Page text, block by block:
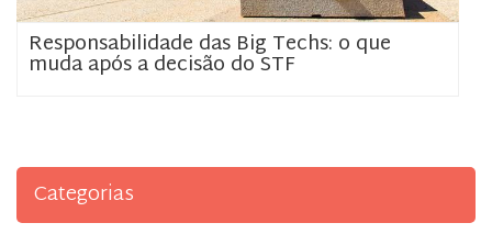
Responsabilidade das Big Techs: o que
muda após a decisão do STF
Categorias